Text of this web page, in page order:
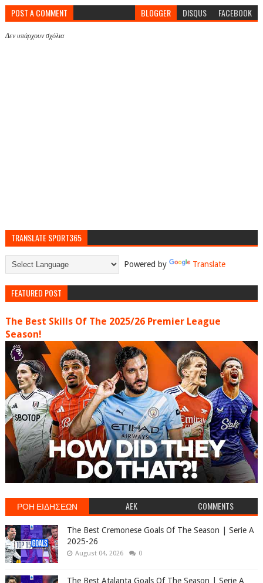
POST A COMMENT BLOGGER DISQUS FACEBOOK
Δεν υπάρχουν σχόλια
TRANSLATE SPORT365
Powered by Translate
FEATURED POST
The Best Skills Of The 2025/26 Premier League
Season!
ΡΟΗ ΕΙΔΗΣΕΩΝ AEK COMMENTS
The Best Cremonese Goals Of The Season | Serie A
2025-26
August 04, 2026 0
The Best Atalanta Goals Of The Season | Serie A